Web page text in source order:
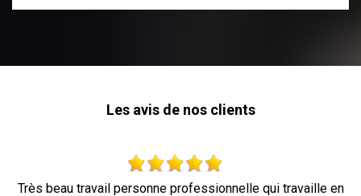
Les avis de nos clients
en Parfait !